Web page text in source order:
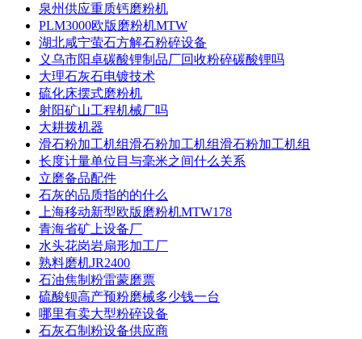
泉州供应重质钙磨粉机
PLM3000欧版磨粉机MTW
湖北咸宁萤石方解石粉碎设备
义乌市阳卓碳酸锂制品厂回收粉碎碳酸锂吗
大理石灰石电镀技术
硫化床摆式磨粉机
射阳矿山工程机械厂吗
大耕拨机器
滑石粉加工机组滑石粉加工机组滑石粉加工机组
长度计量单位目与毫米之间什么关系
立磨备品配件
石灰的品质指的的什么
上海移动新型欧版磨粉机MTW178
青海省矿上设备厂
水头花岗岩扇形加工厂
熟料磨机JR2400
石油焦制粉雷蒙磨票
硫酸钡高产预粉磨械多少钱一台
哪里有卖大型粉碎设备
石灰石制粉设备供应商